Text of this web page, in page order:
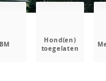
Hond(en)
toegelaten